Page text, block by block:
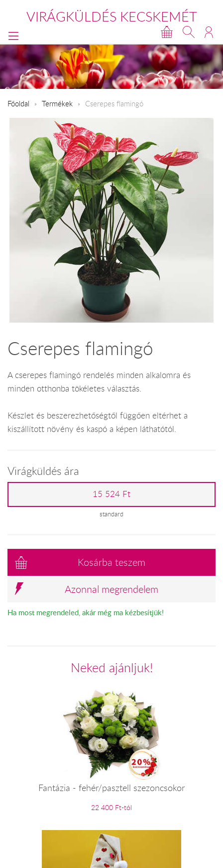
VIRÁGKÜLDÉS KECSKEMÉT
Főoldal Termékek Cserepes flamingó
Cserepes flamingó
A cserepes flamingó rendelés minden alkalomra és
minden otthonba tökéletes választás.
Készlet és beszerezhetőségtől függően eltérhet a
kiszállított növény és kaspó a képen láthatótól.
Virágküldés ára
15 524 Ft
standard
Kosárba teszem
Azonnal megrendelem
Ha most megrendeled, akár még ma kézbesítjük!
Neked ajánljuk!
Fantázia - fehér/pasztell szezoncsokor
22 400 Ft-tól